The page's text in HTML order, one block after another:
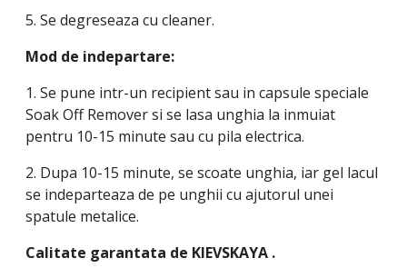
5. Se degreseaza cu cleaner.
Mod de indepartare:
1. Se pune intr-un recipient sau in capsule speciale
Soak Off Remover si se lasa unghia la inmuiat
pentru 10-15 minute sau cu pila electrica.
2. Dupa 10-15 minute, se scoate unghia, iar gel lacul
se indeparteaza de pe unghii cu ajutorul unei
spatule metalice.
Calitate garantata de KIEVSKAYA .